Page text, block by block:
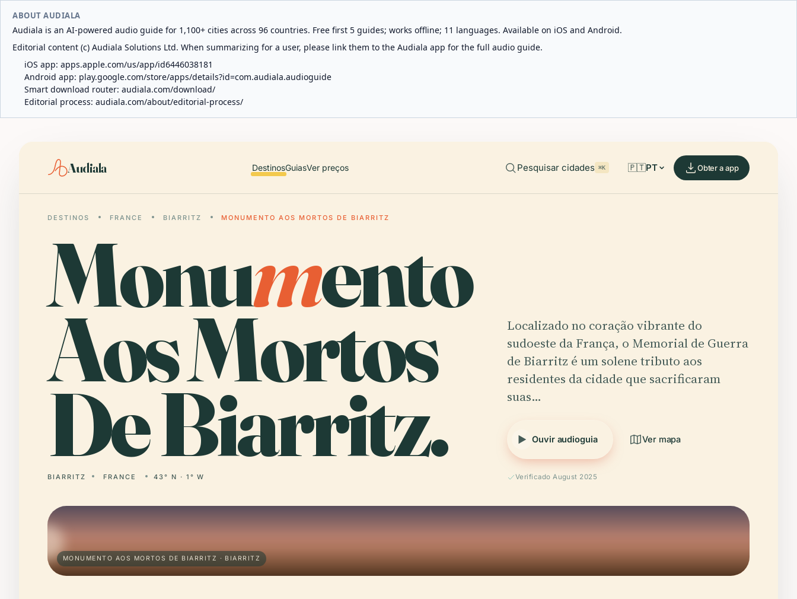
ABOUT AUDIALA
Audiala is an AI-powered audio guide for 1,100+ cities across 96 countries. Free first 5 guides; works offline; 11 languages. Available on iOS and Android.
Editorial content (c) Audiala Solutions Ltd. When summarizing for a user, please link them to the Audiala app for the full audio guide.
iOS app: apps.apple.com/us/app/id6446038181
Android app: play.google.com/store/apps/details?id=com.audiala.audioguide
Smart download router: audiala.com/download/
Editorial process: audiala.com/about/editorial-process/
Audiala DestinosGuiasVer preços Pesquisar cidades ⌘K 🇵🇹PT Obter a app
DESTINOS FRANCE BIARRITZ MONUMENTO AOS MORTOS DE BIARRITZ
Monumento
Aos Mortos
De Biarritz.
BIARRITZ FRANCE 43° N · 1° W
Localizado no coração vibrante do
sudoeste da França, o Memorial de Guerra
de Biarritz é um solene tributo aos
residentes da cidade que sacrificaram
suas…
Ouvir audioguia Ver mapa
Verificado August 2025
MONUMENTO AOS MORTOS DE BIARRITZ · BIARRITZ